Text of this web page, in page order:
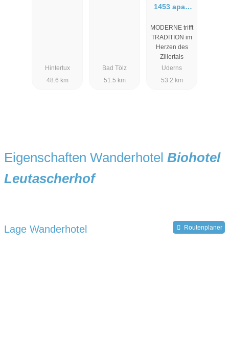
Hintertux
48.6 km
Bad Tölz
51.5 km
1453 apart
MODERNE trifft
TRADITION im
Herzen des
Zillertals
Uderns
53.2 km
Eigenschaften Wanderhotel Biohotel
Leutascherhof
Lage Wanderhotel Routenplaner